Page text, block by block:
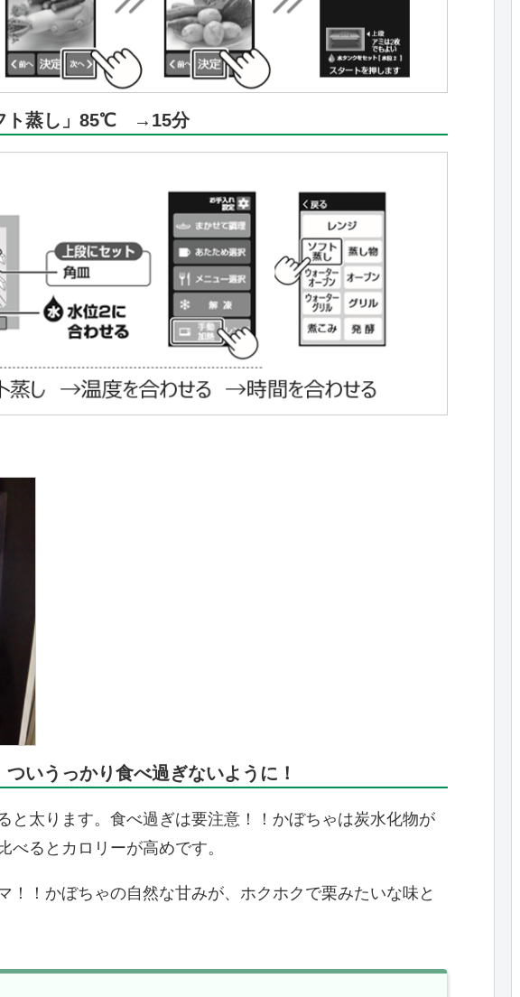
ト蒸し」85℃ →15分
いうっかり食べ過ぎないように！
と太ります。食べ過ぎは要注意！！かぼちゃは炭水化物が
べるとカロリーが高めです。
！！かぼちゃの自然な甘みが、ホクホクで栗みたいな味と